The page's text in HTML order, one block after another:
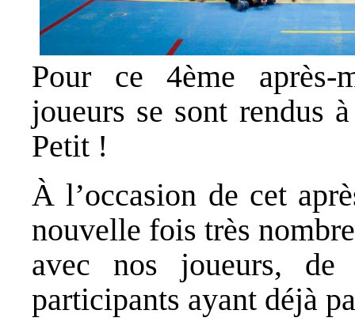
Pour ce 4ème après-
joueurs se sont rendus
Petit !
À l’occasion de cet
nouvelle fois très
avec nos joueurs,
participants ayant déjà